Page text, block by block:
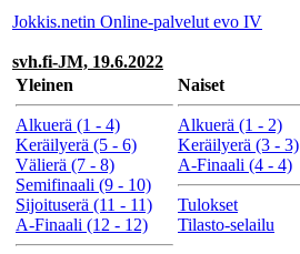
Jokkis.netin Online-palvelut evo IV
svh.fi-JM, 19.6.2022
Yleinen
Alkuerä (1 - 4)
Keräilyerä (5 - 6)
Välierä (7 - 8)
Semifinaali (9 - 10)
Sijoituserä (11 - 11)
A-Finaali (12 - 12)
Naiset
Alkuerä (1 - 2)
Keräilyerä (3 - 3)
A-Finaali (4 - 4)
Tulokset
Tilasto-selailu